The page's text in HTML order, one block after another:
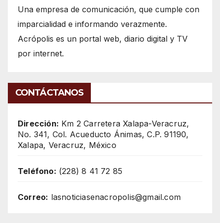
Una empresa de comunicación, que cumple con
imparcialidad e informando verazmente.
Acrópolis es un portal web, diario digital y TV
por internet.
CONTÁCTANOS
Dirección: Km 2 Carretera Xalapa-Veracruz,
No. 341, Col. Acueducto Ánimas, C.P. 91190,
Xalapa, Veracruz, México
Teléfono: (228) 8 41 72 85
Correo: lasnoticiasenacropolis@gmail.com